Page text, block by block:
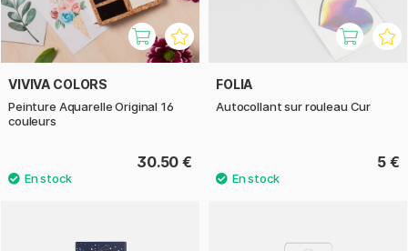
VIVIVA COLORS
Peinture Aquarelle Original 16
couleurs
30.50 €
FOLIA
Autocollant sur rouleau Cur
5 €